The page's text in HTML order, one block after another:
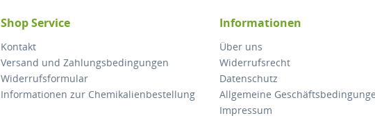
Shop Service
Kontakt
Versand und Zahlungsbedingungen
Widerrufsformular
Informationen zur Chemikalienbestellung
Informationen
Über uns
Widerrufsrecht
Datenschutz
Allgemeine
Impressum